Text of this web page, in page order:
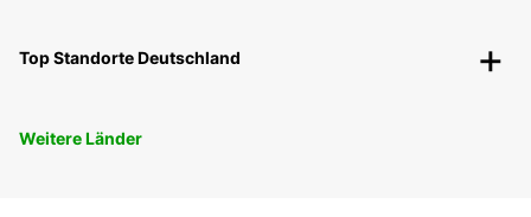
Top Standorte Deutschland
Weitere Länder